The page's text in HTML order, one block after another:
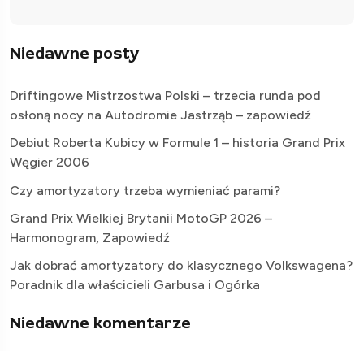
Niedawne posty
Driftingowe Mistrzostwa Polski – trzecia runda pod
osłoną nocy na Autodromie Jastrząb – zapowiedź
Debiut Roberta Kubicy w Formule 1 – historia Grand Prix
Węgier 2006
Czy amortyzatory trzeba wymieniać parami?
Grand Prix Wielkiej Brytanii MotoGP 2026 –
Harmonogram, Zapowiedź
Jak dobrać amortyzatory do klasycznego Volkswagena?
Poradnik dla właścicieli Garbusa i Ogórka
Niedawne komentarze